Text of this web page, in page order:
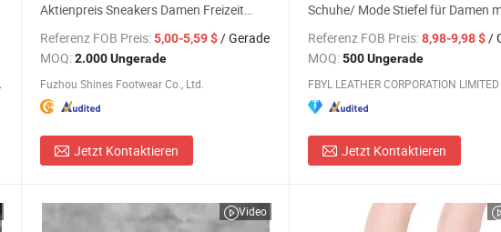
Aktienpreis Sneakers Damen Freizeit
Schuhe Frau
Referenz FOB Preis:5,00-5,59 $/ Gerade
MOQ:2.000 Ungerade
Fuzhou Shines Footwear Co., Ltd.
Jetzt Kontaktieren
Schuhe/ Mode Stiefel für Damen
Schnallenverschluss (JYB-YX9406)
Referenz FOB Preis:8,98-9,98 $/
MOQ:500 Ungerade
FBYL LEATHER CORPORATION LIMITED
Jetzt Kontaktieren
Video